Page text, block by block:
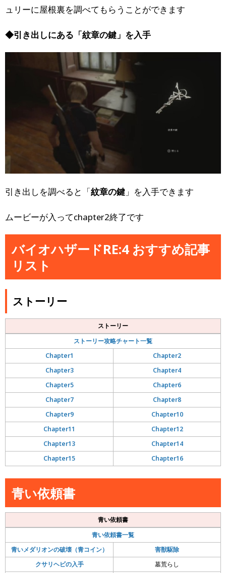
ュリーに屋根裏を調べてもらうことができます
◆引き出しにある「紋章の鍵」を入手
引き出しを調べると「紋章の鍵 」を入手できます
ムービーが入ってchapter2終了です
バイオハザードRE:4 おすすめ記事
リスト
ストーリー
ストーリー
ストーリー攻略チャート一覧
Chapter1
Chapter2
Chapter3
Chapter4
Chapter5
Chapter6
Chapter7
Chapter8
Chapter9
Chapter10
Chapter11
Chapter12
Chapter13
Chapter14
Chapter15
Chapter16
青い依頼書
青い依頼書
青い依頼書一覧
青いメダリオンの破壊（青コイン）
害獣駆除
クサリヘビの入手
墓荒らし